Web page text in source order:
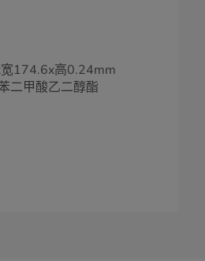
174.6x高0.24mm
二甲酸乙二醇酯